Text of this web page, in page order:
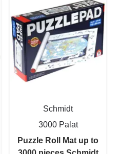
Schmidt
3000 Palat
Puzzle Roll Mat up to